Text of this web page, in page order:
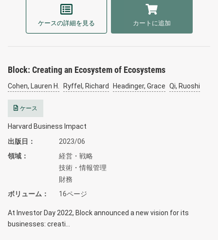
ケースの詳細を見る カートに追加
Block: Creating an Ecosystem of Ecosystems
Cohen, Lauren H. Ryffel, Richard Headinger, Grace Qi, Ruoshi
ケース
Harvard Business Impact
出版日
2023/06
領域
経営・戦略
技術・情報管理
財務
ボリューム
16ページ
At Investor Day 2022, Block announced a new vision for its
businesses: creati…